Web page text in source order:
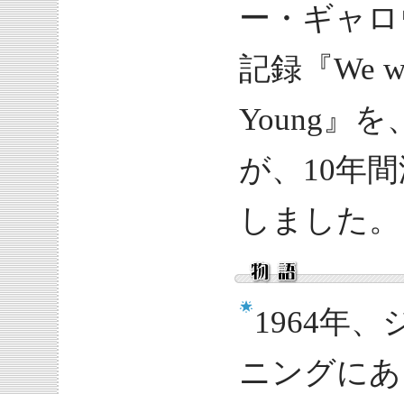
ー・ギャ
記録『We
Young』を
が、10年
しました。
1964年、
ニングに